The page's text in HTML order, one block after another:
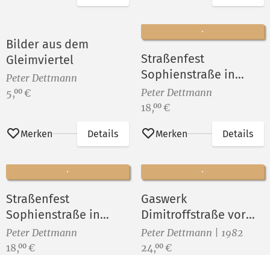
Bilder aus dem
Gleimviertel
Peter Dettmann
Preis:
5,00 €
Merken Details
Straßenfest
Sophienstraße in
Berlin-Rummelsburg
VIII
Peter Dettmann
Preis:
18,00 €
Merken Details
Straßenfest
Sophienstraße in
Berlin-Rummelsburg
VII
Peter Dettmann
Preis:
18,00 €
Gaswerk
Dimitroffstraße vor
dem Abriß ()
Peter Dettmann | 1982
Preis:
24,00 €